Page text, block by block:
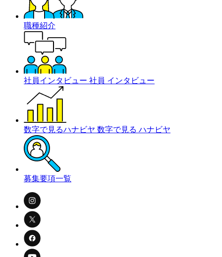
職種紹介
社員インタビュー 社員 インタビュー
数字で見るハナビヤ 数字で見る ハナビヤ
募集要項一覧